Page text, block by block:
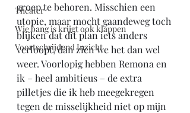
Theater
Wie bang is krijgt ook klappen
Voortschrijdend Inzicht
groep te behoren. Misschien een
utopie, maar mocht gaandeweg toch
blijken dat dit plan iets anders
verloopt, dan zien we het dan wel
weer. Voorlopig hebben Remona en
ik – heel ambitieus – de extra
pilletjes die ik heb meegekregen
tegen de misselijkheid niet op mijn